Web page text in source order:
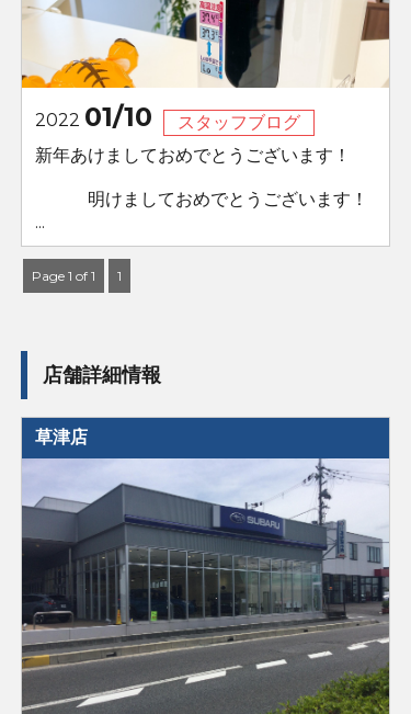
2022 01/10
スタッフブログ
新年あけましておめでとうございます！
明けましておめでとうございます！
...
Page 1 of 1 1
店舗詳細情報
草津店